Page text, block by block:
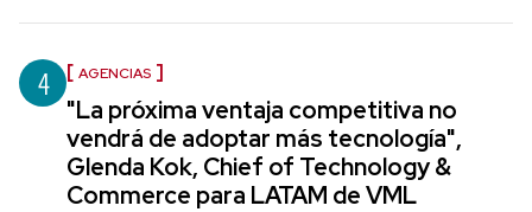
4 AGENCIAS
"La próxima ventaja competitiva no
vendrá de adoptar más tecnología",
Glenda Kok, Chief of Technology &
Commerce para LATAM de VML